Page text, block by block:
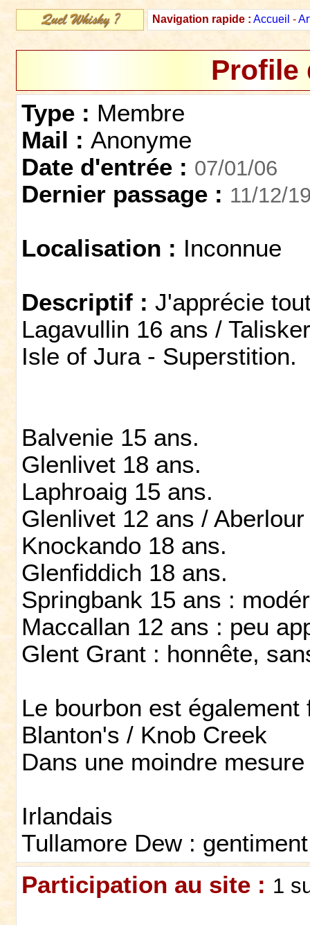
Navigation rapide : Accueil -
Profile
Type : Membre
Mail : Anonyme
Date d'entrée : 07/01/06
Dernier passage : 11/12/
Localisation : Inconnue
Descriptif : J'apprécie
Lagavullin 16 ans /
Isle of Jura - Superstition.
Balvenie 15 ans.
Glenlivet 18 ans.
Laphroaig 15 ans.
Glenlivet 12 ans /
Knockando 18 ans.
Glenfiddich 18 ans.
Springbank 15 ans :
Maccallan 12 ans : peu
Glent Grant : honnête,
Le bourbon est
Blanton's / Knob Creek
Dans une moindre
Irlandais
Tullamore Dew :
Participation au site : 1